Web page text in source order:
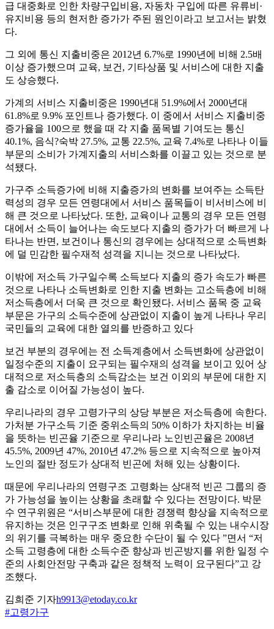
급 대중화로 인한 차량구입비용, 자동차 구입에 따른 유류비·
유지비용 등의 현저한 증가가 주된 원인이라고 보고서는 밝혔
다.
그 외에 통신 지출비중은 2012년 6.7%로 1990년에 비해 2.5배
이상 증가했으며 교육, 보건, 기타상품 및 서비스에 대한 지출
도 상승했다.
가계의 서비스 지출비중은 1990년대 51.9%에서 2000년대
61.8%로 9.9% 포인트나 증가했다. 이 중에서 서비스 지출비중
증가율을 100으로 했을 때 각 지출 품목별 기여도는 통신
40.1%, 음식?숙박 27.5%, 교통 22.5%, 교육 7.4%로 나타나 이들
부문의 소비가 가계지출의 서비스화를 이끌고 있는 것으로 분
석됐다.
가구주 소득증가에 비해 지출증가의 변화를 보여주는 소득탄
력성의 경우 모든 연령대에서 서비스 품목들이 비서비스에 비
해 큰 것으로 나타났다. 또한, 교육이나 교통의 경우 모든 연령
대에서 소득이 늘어나는 속도보다 지출의 증가가 더 빠르게 나
타나는 반면, 보건이나 통신의 경우에는 상대적으로 소득변화
에 덜 민감한 필수재적 성격을 지니는 것으로 나타났다.
이밖에 저소득 가구일수록 소득보다 지출의 증가 속도가 빠른
것으로 나타나 소득변화로 인한 지출 변화는 고소득층에 비해
저소득층에서 더욱 큰 것으로 확인됐다. 서비스 품목 중 교육
부문은 가구의 소득수준에 상관없이 지출이 높게 나타나 우리
국민들의 교육에 대한 열의를 반증하고 있다
보건 부분의 경우에는 전 소득계층에서 소득변화에 상관없이
일정수준의 지출이 요구되는 필수재의 성격을 보이고 있어 상
대적으로 저소득층의 소득감소는 보건 이외의 부문에 대한 지
출 감소로 이어질 가능성이 높다.
우리나라의 경우 고령가구의 상당 부분은 저소득층에 속한다.
가처분 가구소득 기준 중위소득의 50% 이하가 차지하는 비율
을 뜻하는 빈곤율 기준으로 우리나라 노인빈곤율은 2008년
45.5%, 2009년 47%, 2010년 47.2% 등으로 지속적으로 높아져
노인의 절반 정도가 상대적 빈곤에 처해 있는 상황이다.
때문에 우리나라의 연령구조 고령화는 상대적 빈곤 그룹의 증
가 가능성을 높이는 상황을 초래할 수 있다는 전망이다. 박문
수 연구위원은 “서비스부문에 대한 경쟁력 향상을 지속적으로
유지하는 것은 인구구조 변화로 인해 위축될 수 있는 내수시장
의 위기를 극복하는 매우 중요한 수단이 될 수 있다 ”면서 “저
소득 고령층에 대한 소득수준 향상과 빈곤방지를 위한 일정 수
준의 사회안전망 구축과 같은 정책적 노력이 요구된다”고 강
조했다.
김희준 기자h9913@etoday.co.kr
#고령가구